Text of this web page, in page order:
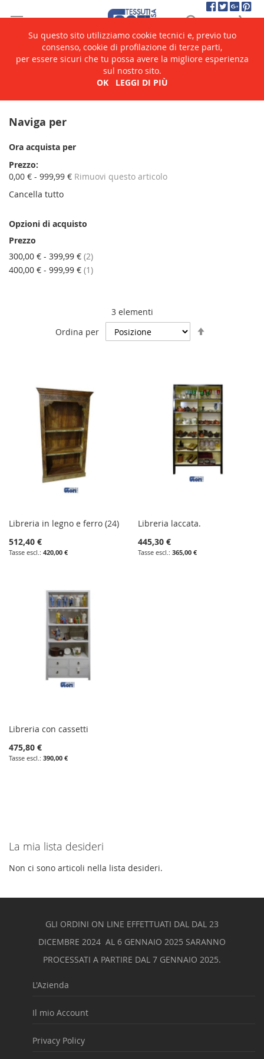
Cerca
contenuto
Mobili Etnici
3elementi
Ordina per
Libreria in legno e ferro (24)
512,40 €
420,00 €
Libreria laccata.
445,30 €
365,00 €
Libreria con cassetti
475,80 €
390,00 €
Naviga per
Ora acquista per
Prezzo
0,00 € - 999,99 € Rimuovi questo articolo
Cancella tutto
Opzioni di acquisto
Prezzo
300,00 € - 399,99 € 2elementi
400,00 € - 999,99 € 1elemento
La mia lista desideri
Non ci sono articoli nella lista desideri.
GLI ORDINI ON LINE EFFETTUATI DAL DAL 23
DICEMBRE 2024 AL 6 GENNAIO 2025 SARANNO
PROCESSATI A PARTIRE DAL 7 GENNAIO 2025.
L'Azienda
Il mio Account
Privacy Policy
Su questo sito utilizziamo cookie tecnici e, previo tuo
consenso, cookie di profilazione di terze parti,
per essere sicuri che tu possa avere la migliore esperienza
sul nostro sito.
OK
LEGGI DI PIÙ